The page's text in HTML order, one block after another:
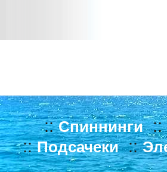
::Спиннинги::
::Подсачеки::